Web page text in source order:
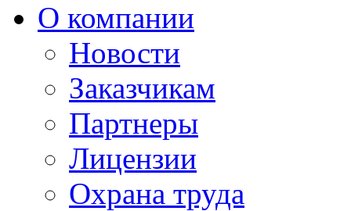
О компании
Новости
Заказчикам
Партнеры
Лицензии
Охрана труда